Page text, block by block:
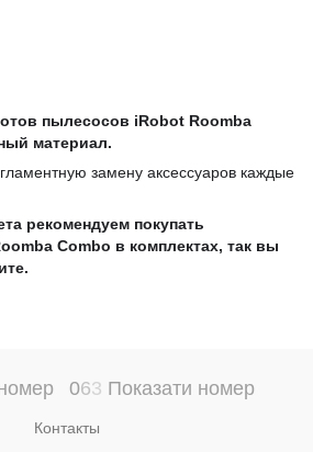
пылесосов iRobot Roomba
материал.
замену аксессуаров каждые
рекомендуем покупать
Combo в комплектах, так вы
063 Показати номер
Контакты